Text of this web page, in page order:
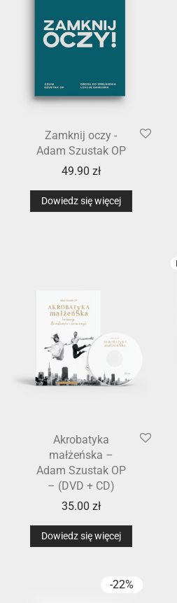
Zamknij oczy -
Adam Szustak OP
49.90 zł
Dowiedz się więcej
Akrobatyka
małżeńska –
Adam Szustak OP
– (DVD + CD)
35.00 zł
Dowiedz się więcej
-22%